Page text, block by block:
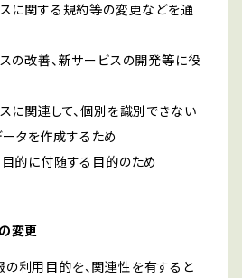
スに関する規約等の変更などを通
スの改善、新サービスの開発等に役
スに関連して、個別を識別できない
タを作成するため
目的に付随する目的のため
変更
の利用目的を、関連性を有すると